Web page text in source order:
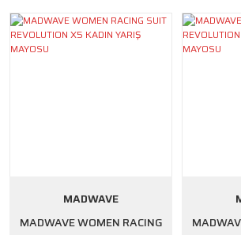
MADWAVE
MADWAVE WOMEN RACING